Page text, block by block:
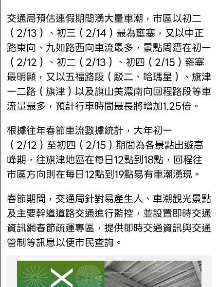
交通局預估連假期間湧大量車潮，市區以初二
（2/13）、初三（2/14）最為壅塞，又以中正
路東向、九如路西向車流最多，景點周遭在初一
（2/12）、初二（2/13）、初四（2/15）雍塞
最明顯，又以五福路段（駁二、哈瑪星）、旗津
一二路（旗津）以及旗山美濃南向回程路段等車
流量最多，預計行車時間最長將增加1.25倍。
根據往年春節車流數據統計，大年初一
（2/12）至初四（2/15）期間為各景點出遊高
峰期，往旗津地區在每日12點到18點，回程往
市區方向則在每日12點到19點易有車潮湧現。
春節期間，交通局針對易產生人、車潮觀光景點
及主要幹道道路交通進行監控，並設置即時交通
資訊網春節疏運專區，提供即時交通資訊與交通
管制等訊息以便市民查詢。